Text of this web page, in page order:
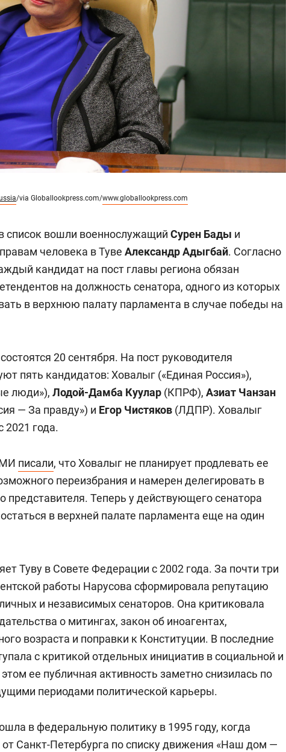
/via Globallookpress.com/www.globallookpress.com
список вошли военнослужащий Сурен Бады и
человека в Туве Александр Адыгбай. Согласно
кандидат на пост главы региона обязан
на должность сенатора, одного из которых
в верхнюю палату парламента в случае победы на
20 сентября. На пост руководителя
пять кандидатов: Ховалыг («Единая Россия»),
люди»), Лодой-Дамба Куулар (КПРФ), Азиат Чанзан
— За правду») и Егор Чистяков (ЛДПР). Ховалыг
2021 года.
писали, что Ховалыг не планирует продлевать ее
переизбрания и намерен делегировать в
представителя. Теперь у действующего сенатора
в верхней палате парламента еще на один
Туву в Совете Федерации с 2002 года. За почти три
работы Нарусова сформировала репутацию
и независимых сенаторов. Она критиковала
о митингах, закон об иноагентах,
возраста и поправки к Конституции. В последние
с критикой отдельных инициатив в социальной и
ее публичная активность заметно снизилась по
периодами политической карьеры.
в федеральную политику в 1995 году, когда
от Санкт-Петербурга по списку движения «Наш дом —